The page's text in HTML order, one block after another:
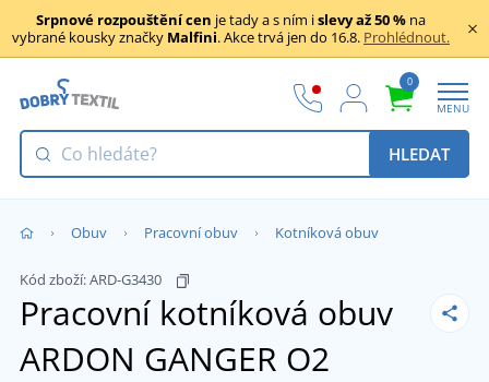
Srpnové rozpouštění cen je tady a s ním islevy až 50 % na
vybrané kousky značky Malfini. Akce trvá jen do 16.8. Prohlédnout.
0
MENU
HLEDAT
Obuv Pracovní obuv Kotníková obuv
Kód zboží:ARD-G3430
Pracovní kotníková obuv
ARDON GANGER O2